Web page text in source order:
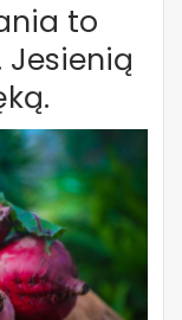
to
Jesienią